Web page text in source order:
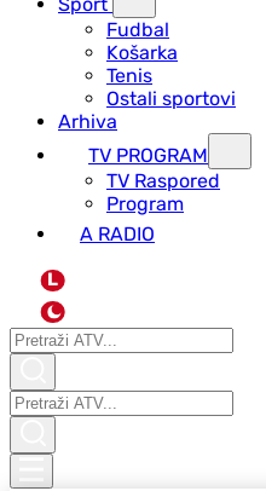
Fudbal
Košarka
Tenis
Ostali sportovi
Arhiva
TV PROGRAM
ТV Raspored
Program
A RADIO
L